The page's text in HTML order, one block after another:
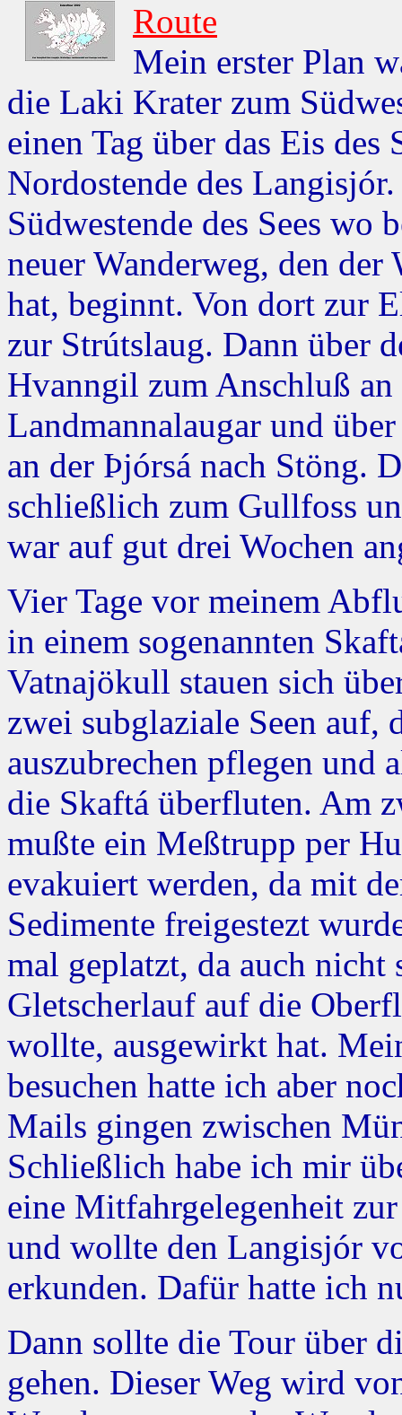
Route
Mein erster Plan
die Laki Krater zum
einen Tag über das Eis
Nordostende des
Südwestende des Sees
neuer Wanderweg, den
hat, beginnt. Von dort zur
zur Strútslaug. Dann über
Hvanngil zum Anschluß
Landmannalaugar und
an der Þjórsá nach Stöng.
schließlich zum Gullfoss
war auf gut drei Wochen
Vier Tage vor meinem
in einem sogenannten
Vatnajökull stauen sich
zwei subglaziale Seen auf,
auszubrechen pflegen und
die Skaftá überfluten. Am
mußte ein Meßtrupp per
evakuiert werden, da mit
Sedimente freigestezt
mal geplatzt, da auch nicht
Gletscherlauf auf die
wollte, ausgewirkt hat.
besuchen hatte ich aber
Mails gingen zwischen
Schließlich habe ich mir
eine Mitfahrgelegenheit
und wollte den Langisjór
erkunden. Dafür hatte ich
Dann sollte die Tour über
gehen. Dieser Weg wird